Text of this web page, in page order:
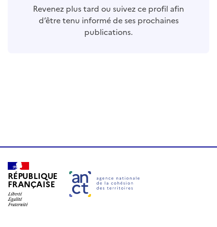
Revenez plus tard ou suivez ce profil afin
d’être tenu informé de ses prochaines
publications.
RÉPUBLIQUE
FRANÇAISE